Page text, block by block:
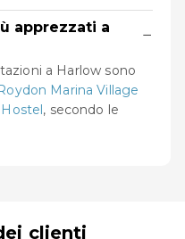
apprezzati a
−
a Harlow sono
Marina Village
, secondo le
clienti